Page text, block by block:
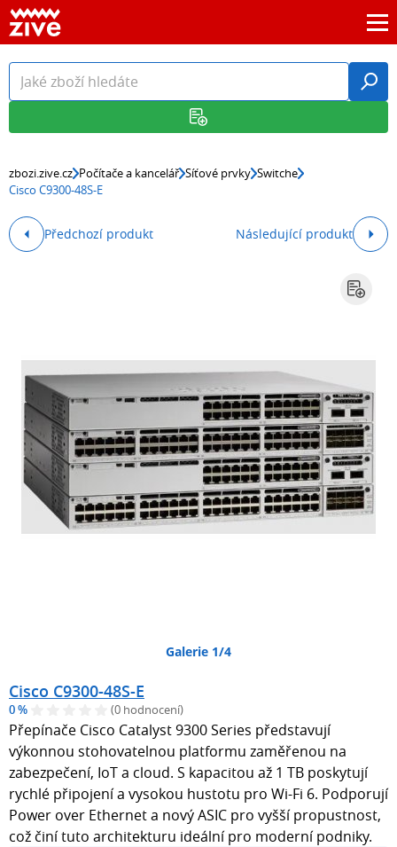
zbozi.zive.cz Počítače a kancelář Síťové prvky Switche
Cisco C9300-48S-E
Předchozí produkt Následující produkt
Galerie 1/4
Cisco C9300-48S-E
0 % (0 hodnocení)
Přepínače Cisco Catalyst 9300 Series představují
výkonnou stohovatelnou platformu zaměřenou na
zabezpečení, IoT a cloud. S kapacitou až 1 TB poskytují
rychlé připojení a vysokou hustotu pro Wi-Fi 6. Podporují
Power over Ethernet a nový ASIC pro vyšší propustnost,
což činí tuto architekturu ideální pro moderní podniky.